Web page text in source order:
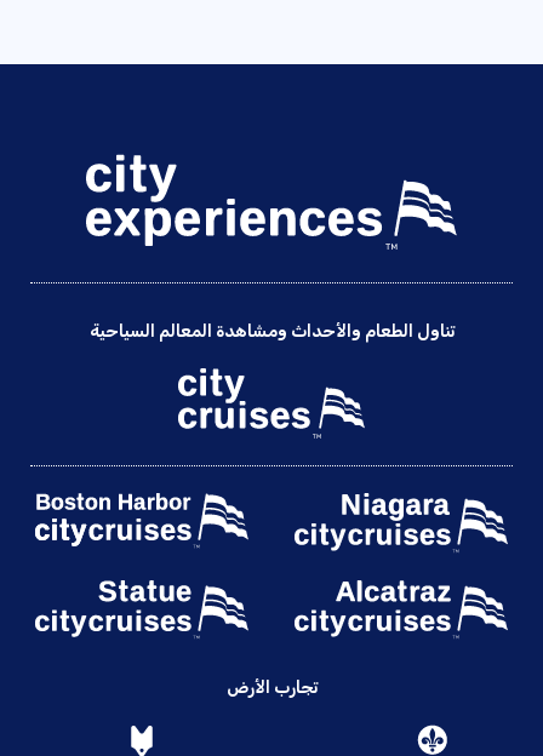
تناول الطعام والأحداث ومشاهدة المعالم السياحية
تجارب الأرض